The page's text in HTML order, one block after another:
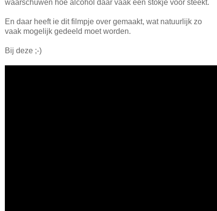
waarschuwen hoe alcohol daar vaak een stokje voor steekt.
En daar heeft ie dit filmpje over gemaakt, wat natuurlijk zo
vaak mogelijk gedeeld moet worden.
Bij deze ;-)